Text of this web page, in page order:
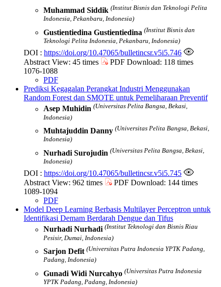
Muhammad Siddik (Institut Bisnis dan Teknologi Pelita
Indonesia, Pekanbaru, Indonesia)
Gustientiedina Gustientiedina (Institut Bisnis dan
Teknologi Pelita Indonesia, Pekanbaru, Indonesia)
DOI : https://doi.org/10.47065/bulletincsr.v5i5.746
Abstract View: 45 times
PDF Download: 118 times
1076-1088
PDF
Prediksi Kegagalan Perangkat Industri Menggunakan
Random Forest dan SMOTE untuk Pemeliharaan Preventif
Asep Muhidin (Universitas Pelita Bangsa, Bekasi,
Indonesia)
Muhtajuddin Danny (Universitas Pelita Bangsa, Bekasi,
Indonesia)
Nurhadi Surojudin (Universitas Pelita Bangsa, Bekasi,
Indonesia)
DOI : https://doi.org/10.47065/bulletincsr.v5i5.745
Abstract View: 962 times
PDF Download: 144 times
1089-1094
PDF
Model Deep Learning Berbasis Multilayer Perceptron untuk
Identifikasi Demam Berdarah Dengue dan Tifus
Nurhadi Nurhadi (Institut Teknologi dan Bisnis Riau
Pesisir, Dumai, Indonesia)
Sarjon Defit (Universitas Putra Indonesia YPTK Padang,
Padang, Indonesia)
Gunadi Widi Nurcahyo (Universitas Putra Indonesia
YPTK Padang, Padang, Indonesia)